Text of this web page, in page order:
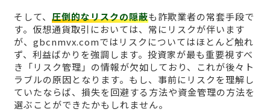
そして、 圧倒的なリスクの隠蔽も詐欺業者の常套手段で
す。仮想通貨取引においては、常にリスクが伴います
が、gbcnmvx.comではリスクについてはほとんど触れ
ず、利益ばかりを強調します。投資家が最も重要視すべ
き「リスク管理」の情報が欠如しており、これが後々ト
ラブルの原因となります。もし、事前にリスクを理解し
ていたならば、損失を回避する方法や資金管理の方法を
選ぶことができたかもしれません。